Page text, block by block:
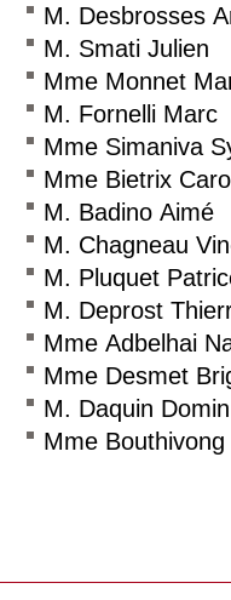
M. Desbrosses
M. Smati Julien
Mme Monnet
M. Fornelli Marc
Mme Simaniva
Mme Bietrix
M. Badino Aimé
M. Chagneau
M. Pluquet
M. Deprost
Mme Adbelhai
Mme Desmet
M. Daquin
Mme